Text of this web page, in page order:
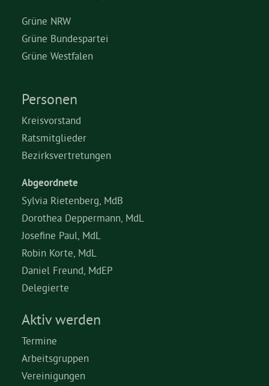
Grüne NRW
Grüne Bundespartei
Grüne Westfalen
Personen
Kreisvorstand
Ratsmitglieder
Bezirksvertretungen
Abgeordnete
Sylvia Rietenberg, MdB
Dorothea Deppermann, MdL
Josefine Paul, MdL
Robin Korte, MdL
Daniel Freund, MdEP
Delegierte
Aktiv werden
Termine
Arbeitsgruppen
Vereinigungen